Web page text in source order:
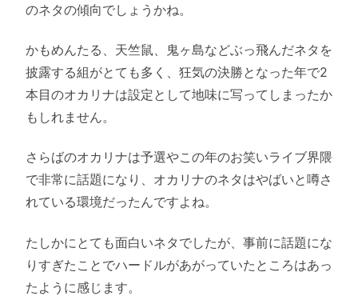
のネタの傾向でしょうかね。
かもめんたる、天竺鼠、鬼ヶ島などぶっ飛んだネタを
披露する組がとても多く、狂気の決勝となった年で2
本目のオカリナは設定として地味に写ってしまったか
もしれません。
さらばのオカリナは予選やこの年のお笑いライブ界隈
で非常に話題になり、オカリナのネタはやばいと噂さ
れている環境だったんですよね。
たしかにとても面白いネタでしたが、事前に話題にな
りすぎたことでハードルがあがっていたところはあっ
たように感じます。